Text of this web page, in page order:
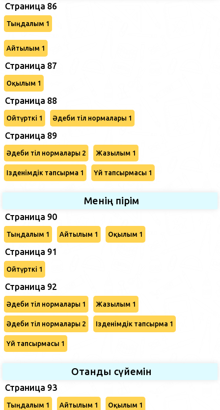
Страница 86
Тыңдалым 1
Айтылым 1
Страница 87
Оқылым 1
Страница 88
Ойтүрткі 1 Әдеби тіл нормалары 1
Страница 89
Әдеби тіл нормалары 2 Жазылым 1
Ізденімдік тапсырма 1 Үй тапсырмасы 1
Менің пірім
Страница 90
Тыңдалым 1 Айтылым 1 Оқылым 1
Страница 91
Ойтүрткі 1
Страница 92
Әдеби тіл нормалары 1 Жазылым 1
Әдеби тіл нормалары 2 Ізденімдік тапсырма 1
Үй тапсырмасы 1
Отанды сүйемін
Страница 93
Тыңдалым 1 Айтылым 1 Оқылым 1